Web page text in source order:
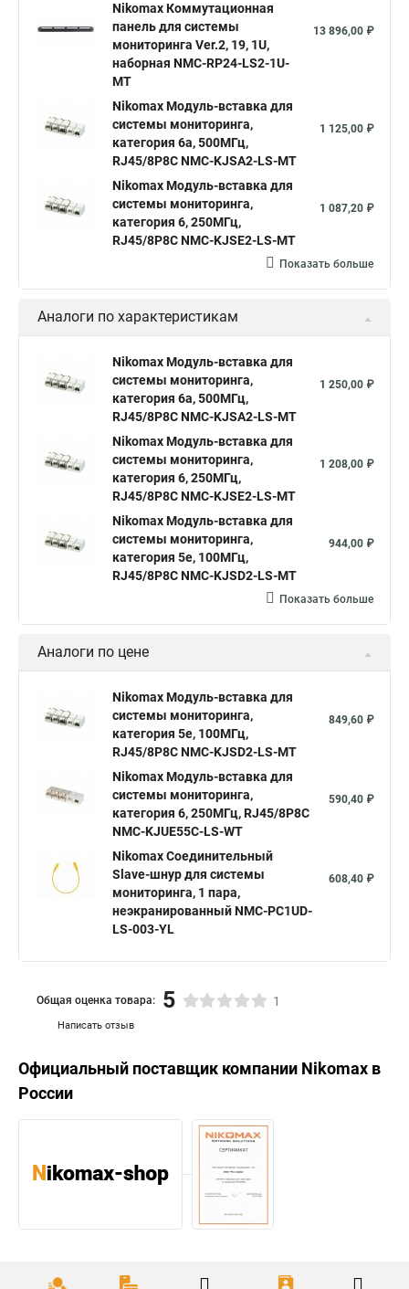
Nikomax Коммутационная
панель для системы
мониторинга Ver.2, 19, 1U,
наборная NMC-RP24-LS2-1U-
MT
13 896,00 ₽
Nikomax Модуль-вставка для
системы мониторинга,
категория 6a, 500МГц,
RJ45/8P8C NMC-KJSA2-LS-MT
1 125,00 ₽
Nikomax Модуль-вставка для
системы мониторинга,
категория 6, 250МГц,
RJ45/8P8C NMC-KJSE2-LS-MT
1 087,20 ₽
Показать больше
Аналоги по характеристикам
Nikomax Модуль-вставка для
системы мониторинга,
категория 6a, 500МГц,
RJ45/8P8C NMC-KJSA2-LS-MT
1 250,00 ₽
Nikomax Модуль-вставка для
системы мониторинга,
категория 6, 250МГц,
RJ45/8P8C NMC-KJSE2-LS-MT
1 208,00 ₽
Nikomax Модуль-вставка для
системы мониторинга,
категория 5е, 100МГц,
RJ45/8P8C NMC-KJSD2-LS-MT
944,00 ₽
Показать больше
Аналоги по цене
Nikomax Модуль-вставка для
системы мониторинга,
категория 5е, 100МГц,
RJ45/8P8C NMC-KJSD2-LS-MT
849,60 ₽
Nikomax Модуль-вставка для
системы мониторинга,
категория 6, 250МГц, RJ45/8P8C
NMC-KJUE55C-LS-WT
590,40 ₽
Nikomax Соединительный
Slave-шнур для системы
мониторинга, 1 пара,
неэкранированный NMC-PC1UD-
LS-003-YL
608,40 ₽
Написать отзыв
Общая оценка товара: 5 1
Официальный поставщик компании Nikomax в
России